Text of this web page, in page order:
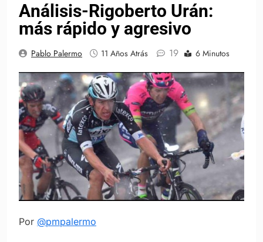
Análisis-Rigoberto Urán:
más rápido y agresivo
Pablo Palermo 11 Años Atrás 19 6 Minutos
Por @pmpalermo